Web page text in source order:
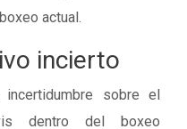
actual.
incierto
sobre el
dentro del boxeo